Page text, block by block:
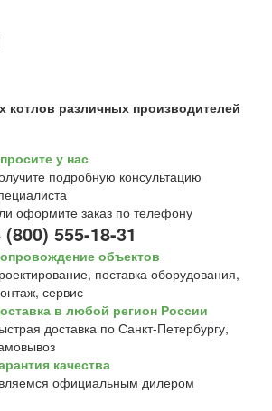
котлов различных производителей
у нас
подробную консультацию
оформите заказ по телефону
(800) 555-18-31
объектов
поставка оборудования,
сервис
в любой регион России
доставка по Санкт-Петербургу,
качества
официальным дилером